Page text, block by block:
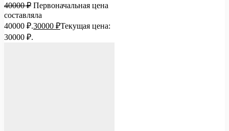
40000₽ Первоначальная цена
составляла
40000 ₽.30000 ₽Текущая цена:
30000 ₽.